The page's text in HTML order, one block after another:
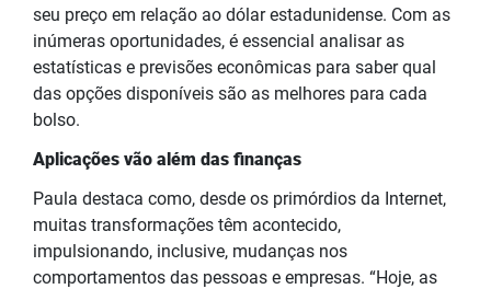
seu preço em relação ao dólar estadunidense. Com as
inúmeras oportunidades, é essencial analisar as
estatísticas e previsões econômicas para saber qual
das opções disponíveis são as melhores para cada
bolso.
Aplicações vão além das finanças
Paula destaca como, desde os primórdios da Internet,
muitas transformações têm acontecido,
impulsionando, inclusive, mudanças nos
comportamentos das pessoas e empresas. “Hoje, as